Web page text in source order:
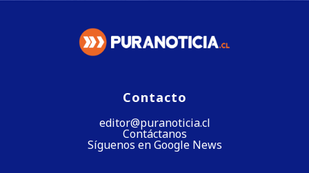
Contacto
editor@puranoticia.cl
Contáctanos
Síguenos en Google News